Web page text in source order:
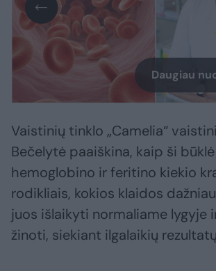
Daugiau
Vaistinių tinklo „Camelia“
Bečelytė paaiškina, kaip ši
hemoglobino ir feritino kiekio
rodikliais, kokios klaidos
juos išlaikyti normaliame lygyje
žinoti, siekiant ilgalaikių